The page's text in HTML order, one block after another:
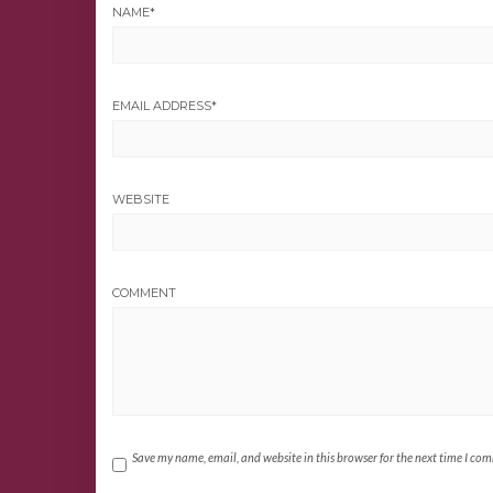
NAME*
EMAIL ADDRESS*
WEBSITE
COMMENT
Save my name, email, and website in this browser for the next time I